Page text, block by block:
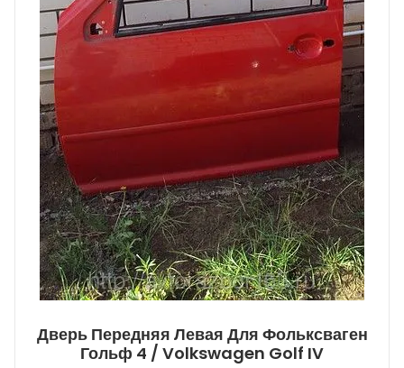
Дверь Передняя Левая Для Фольксваген
Гольф 4 / Volkswagen Golf IV